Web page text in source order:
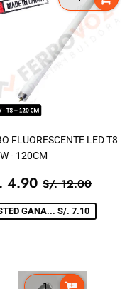
FLUORESCENTE LED T8
- 120CM
4.90 S/.
4.90
PRECIO
S/. 12.00
GANA... S/. 7.10